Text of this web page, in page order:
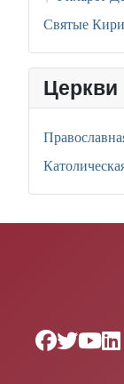
Святые
Церкви